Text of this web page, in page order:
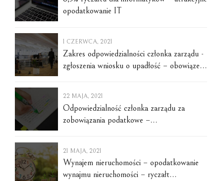
opodatkowanie IT
1 CZERWCA, 2021
Zakres odpowiedzialności członka zarządu -
zgłoszenia wniosku o upadłość – obowiązek
– oszustwo podatkowe – uwolnienie się od
odpowiedzialności – stan niewypłacalności -
zaprzestanie wykonywania wymagalnych
22 MAJA, 2021
Odpowiedzialność członka zarządu za
zobowiązania podatkowe –
zgłoszenie upadłości – wymagalne
zobowiązania pieniężne – delegowanie
21 MAJA, 2021
Wynajem nieruchomości – opodatkowanie
wynajmu nieruchomości – ryczałt